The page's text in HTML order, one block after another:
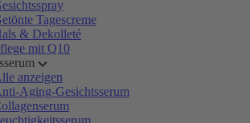
Tagescreme
& Dekolleté
mit Q10
anzeigen
Aging-Gesichtsserum